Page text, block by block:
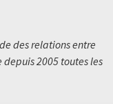
des relations entre
2005 toutes les